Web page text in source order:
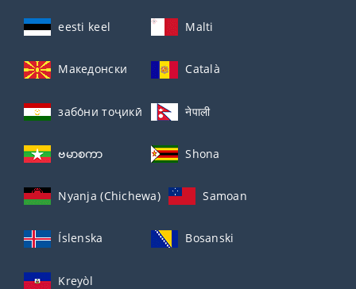
eesti keel Malti
Македонски Català
забо́ни тоҷикӣ́ नेपाली
ဗမာစကာ Shona
Nyanja (Chichewa) Samoan
Íslenska Bosanski
Kreyòl